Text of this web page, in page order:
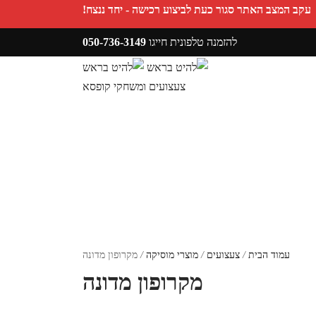
עקב המצב האתר סגור כעת לביצוע רכישה - יחד ננצח!
להזמנה טלפונית חייגו 050-736-3149
מעקב הזמנות
צעצועים ומשחקי קופסא
עמוד הבית / צעצועים / מוצרי מוסיקה /מקרופון מדונה
מקרופון מדונה